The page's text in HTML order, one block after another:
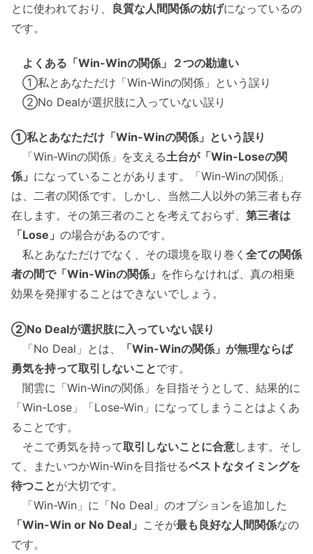
とに使われており、 良質な人間関係の妨げになっているの
です。
よくある「Win-Winの関係」２つの勘違い
①私とあなただけ「Win-Winの関係」という誤り
②No Dealが選択肢に入っていない誤り
①私とあなただけ「Win-Winの関係」という誤り
「Win-Winの関係」を支える土台が「Win-Loseの関
係」 になっていることがあります。「Win-Winの関係」
は、二者の関係です。しかし、当然二人以外の第三者も存
在します。その第三者のことを考えておらず、 第三者は
「Lose」 の場合があるのです。
私とあなただけでなく、その環境を取り巻く 全ての関係
者の間で「Win-Winの関係」 を作らなければ、真の相乗
効果を発揮することはできないでしょう。
②No Dealが選択肢に入っていない誤り
「No Deal」とは、
「Win-Winの関係」が無理ならば
勇気を持って取引しないことです。
闇雲に「Win-Winの関係」を目指そうとして、結果的に
「Win-Lose」「Lose-Win」になってしまうことはよくあ
ることです。
そこで勇気を持って取引しないことに合意します。そし
て、またいつかWin-Winを目指せるベストなタイミングを
待つことが大切です。
「Win-Win」に「No Deal」のオプションを追加した
「Win-Win or No Deal」 こそが最も良好な人間関係なの
です。